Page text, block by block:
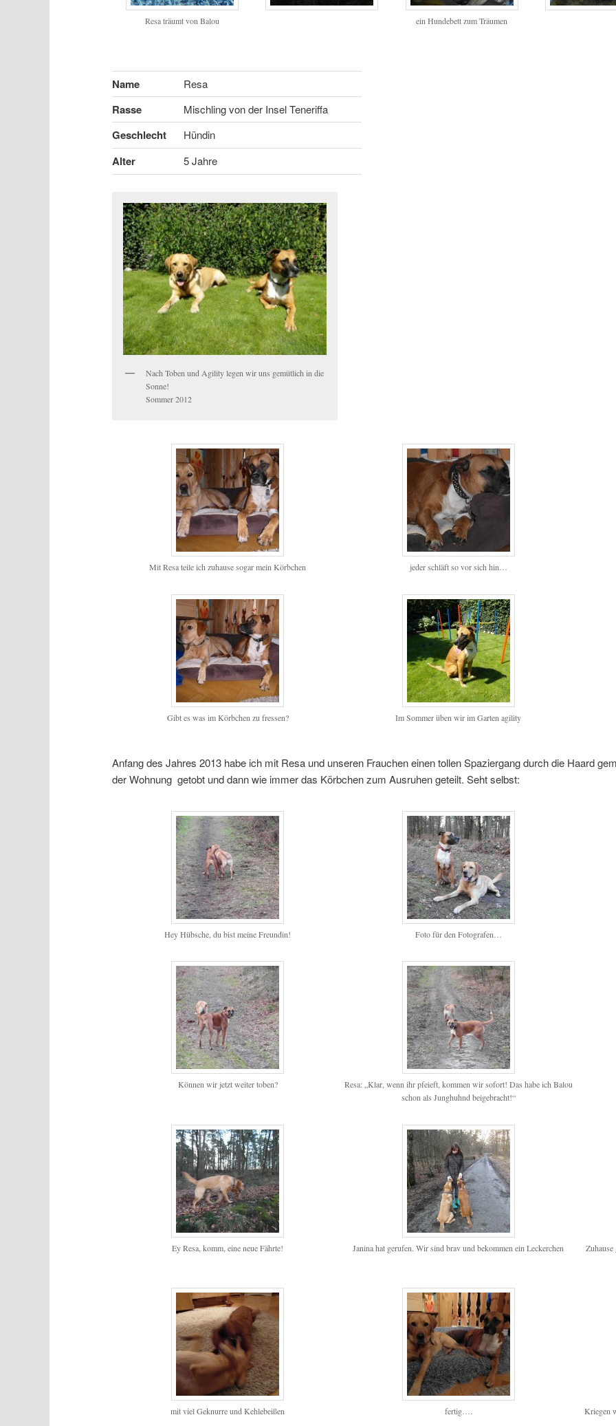
Resa träumt von Balou ein Hundebett zum Träumen
Name Resa
Rasse Mischling von der Insel Teneriffa
Geschlecht Hündin
Alter 5 Jahre
Nach Toben und Agility legen wir uns gemütlich in die
Sonne!
Sommer 2012
Mit Resa teile ich zuhause sogar mein Körbchen jeder schläft so vor sich hin…
Gibt es was im Körbchen zu fressen? Im Sommer üben wir im Garten agility
Anfang des Jahres 2013 habe ich mit Resa und unseren Frauchen einen tollen Spaziergang durch die Haard
der Wohnung getobt und dann wie immer das Körbchen zum Ausruhen geteilt. Seht selbst:
Hey Hübsche, du bist meine Freundin! Foto für den Fotografen…
Können wir jetzt weiter toben?
Resa: „Klar, wenn ihr pfeieft, kommen wir sofort! Das habe ich Balou
schon als Junghuhnd beigebracht!“
Ey Resa, komm, eine neue Fährte! Janina hat gerufen. Wir sind brav und bekommen ein Leckerchen
mit viel Geknurre und Kehlebeißen fertig…. Kriegen